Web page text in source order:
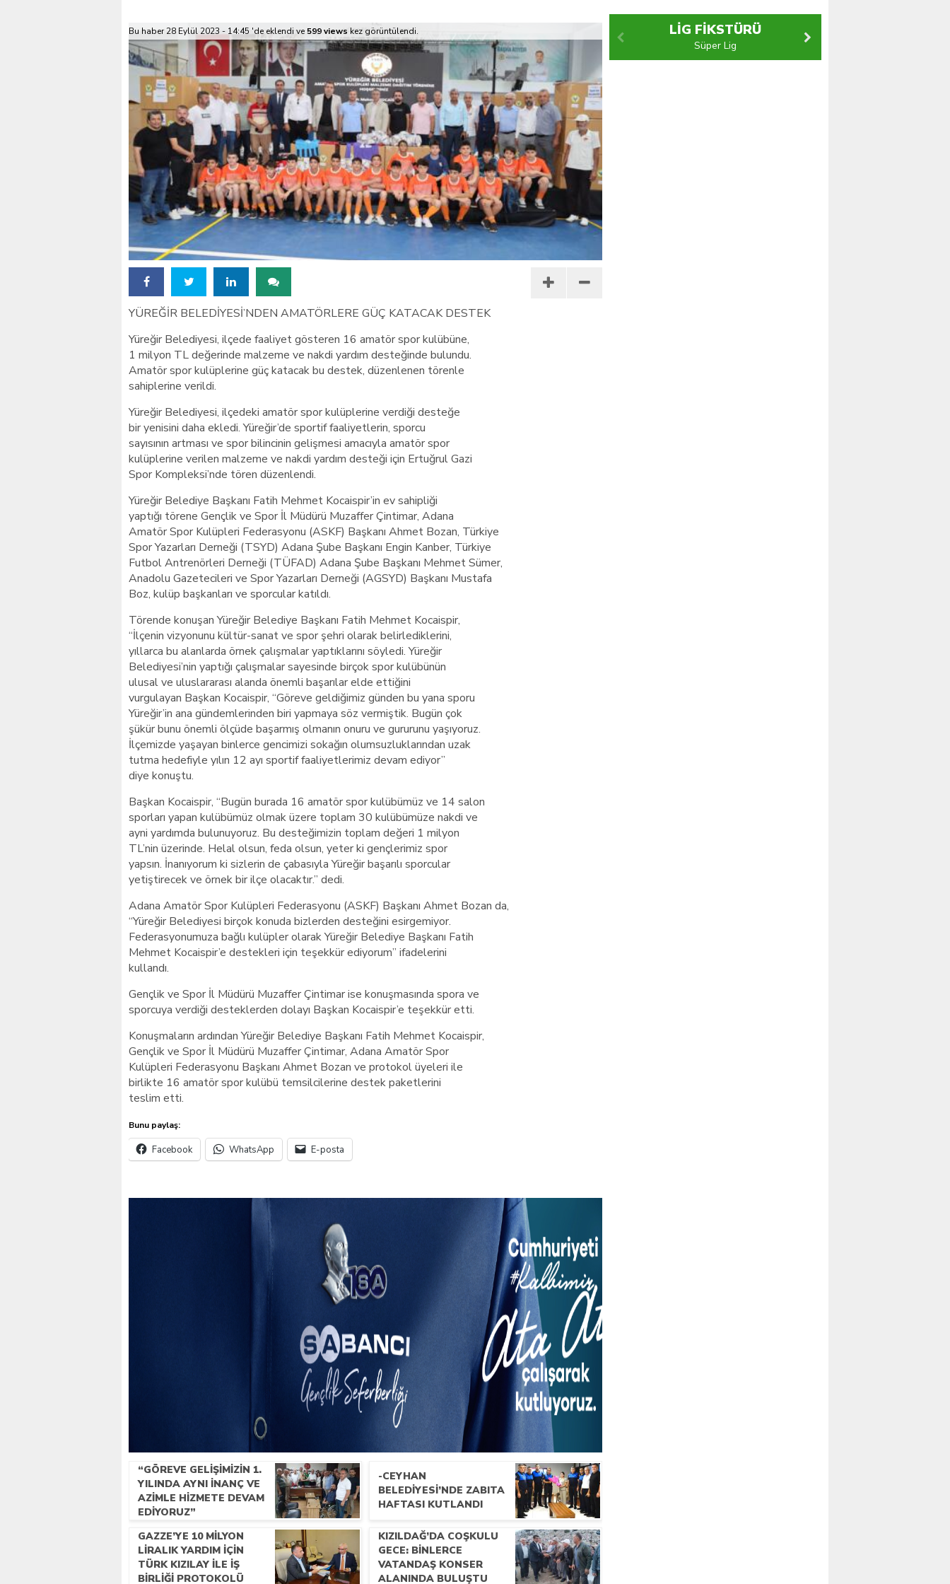
VALİ KÖŞGER SEYHAN İLÇEMİZ BARBAROS MAHALLESİ’NDE VATANDAŞLARLA BULUŞTU
Bu haber 28 Eylül 2023 - 14:45 'de eklendi ve 599 views kez görüntülendi.
YÜREĞİR BELEDİYESİ’NDEN AMATÖRLERE GÜÇ KATACAK DESTEK
Yüreğir Belediyesi, ilçede faaliyet gösteren 16 amatör spor kulübüne,
1 milyon TL değerinde malzeme ve nakdi yardım desteğinde bulundu.
Amatör spor kulüplerine güç katacak bu destek, düzenlenen törenle
sahiplerine verildi.
Yüreğir Belediyesi, ilçedeki amatör spor kulüplerine verdiği desteğe
bir yenisini daha ekledi. Yüreğir’de sportif faaliyetlerin, sporcu
sayısının artması ve spor bilincinin gelişmesi amacıyla amatör spor
kulüplerine verilen malzeme ve nakdi yardım desteği için Ertuğrul Gazi
Spor Kompleksi’nde tören düzenlendi.
Yüreğir Belediye Başkanı Fatih Mehmet Kocaispir’in ev sahipliği
yaptığı törene Gençlik ve Spor İl Müdürü Muzaffer Çintimar, Adana
Amatör Spor Kulüpleri Federasyonu (ASKF) Başkanı Ahmet Bozan, Türkiye
Spor Yazarları Derneği (TSYD) Adana Şube Başkanı Engin Kanber, Türkiye
Futbol Antrenörleri Derneği (TÜFAD) Adana Şube Başkanı Mehmet Sümer,
Anadolu Gazetecileri ve Spor Yazarları Derneği (AGSYD) Başkanı Mustafa
Boz, kulüp başkanları ve sporcular katıldı.
Törende konuşan Yüreğir Belediye Başkanı Fatih Mehmet Kocaispir,
“İlçenin vizyonunu kültür-sanat ve spor şehri olarak belirlediklerini,
yıllarca bu alanlarda örnek çalışmalar yaptıklarını söyledi. Yüreğir
Belediyesi’nin yaptığı çalışmalar sayesinde birçok spor kulübünün
ulusal ve uluslararası alanda önemli başarılar elde ettiğini
vurgulayan Başkan Kocaispir, “Göreve geldiğimiz günden bu yana sporu
Yüreğir’in ana gündemlerinden biri yapmaya söz vermiştik. Bugün çok
şükür bunu önemli ölçüde başarmış olmanın onuru ve gururunu yaşıyoruz.
İlçemizde yaşayan binlerce gencimizi sokağın olumsuzluklarından uzak
tutma hedefiyle yılın 12 ayı sportif faaliyetlerimiz devam ediyor”
diye konuştu.
Başkan Kocaispir, “Bugün burada 16 amatör spor kulübümüz ve 14 salon
sporları yapan kulübümüz olmak üzere toplam 30 kulübümüze nakdi ve
ayni yardımda bulunuyoruz. Bu desteğimizin toplam değeri 1 milyon
TL’nin üzerinde. Helal olsun, feda olsun, yeter ki gençlerimiz spor
yapsın. İnanıyorum ki sizlerin de çabasıyla Yüreğir başarılı sporcular
yetiştirecek ve örnek bir ilçe olacaktır.” dedi.
Adana Amatör Spor Kulüpleri Federasyonu (ASKF) Başkanı Ahmet Bozan da,
“Yüreğir Belediyesi birçok konuda bizlerden desteğini esirgemiyor.
Federasyonumuza bağlı kulüpler olarak Yüreğir Belediye Başkanı Fatih
Mehmet Kocaispir’e destekleri için teşekkür ediyorum” ifadelerini
kullandı.
Gençlik ve Spor İl Müdürü Muzaffer Çintimar ise konuşmasında spora ve
sporcuya verdiği desteklerden dolayı Başkan Kocaispir’e teşekkür etti.
Konuşmaların ardından Yüreğir Belediye Başkanı Fatih Mehmet Kocaispir,
Gençlik ve Spor İl Müdürü Muzaffer Çintimar, Adana Amatör Spor
Kulüpleri Federasyonu Başkanı Ahmet Bozan ve protokol üyeleri ile
birlikte 16 amatör spor kulübü temsilcilerine destek paketlerini
teslim etti.
Bunu paylaş:
Facebook WhatsApp E-posta
“GÖREVE GELIŞIMIZIN 1.
YILINDA AYNI INANÇ VE
AZIMLE HIZMETE DEVAM
EDIYORUZ”
-CEYHAN
BELEDIYESI’NDE ZABITA
HAFTASI KUTLANDI
GAZZE’YE 10 MILYON
LIRALIK YARDIM IÇIN
TÜRK KIZILAY ILE IŞ
BIRLIĞI PROTOKOLÜ
KIZILDAĞ’DA COŞKULU
GECE: BINLERCE
VATANDAŞ KONSER
ALANINDA BULUŞTU
LİG FİKSTÜRÜ
Süper Lig